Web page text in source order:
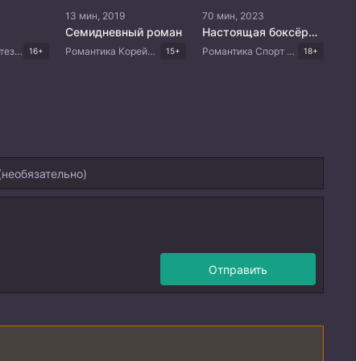
Романтика Фэнтези Японские дорамы 16+
13 мин, 2019
Семидневный роман
Романтика Корейские дорамы 15+
70 мин, 2023
Настоящая боксёрша
Романтика Спорт Драма Корейские дорамы 18+
Отправить